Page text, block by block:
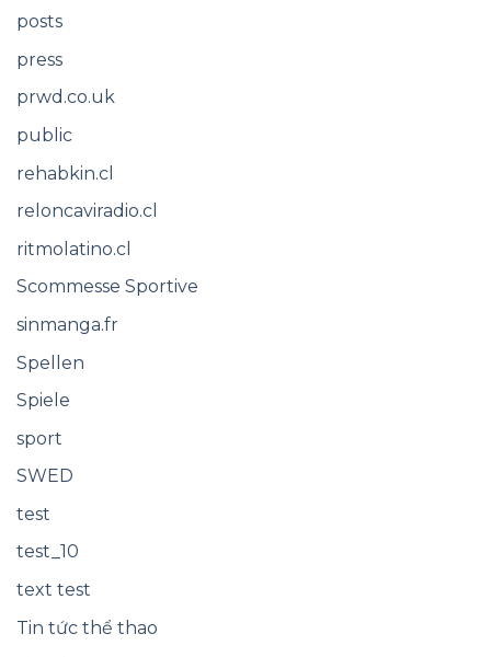
posts
press
prwd.co.uk
public
rehabkin.cl
reloncaviradio.cl
ritmolatino.cl
Scommesse Sportive
sinmanga.fr
Spellen
Spiele
sport
SWED
test
test_10
text test
Tin tức thể thao